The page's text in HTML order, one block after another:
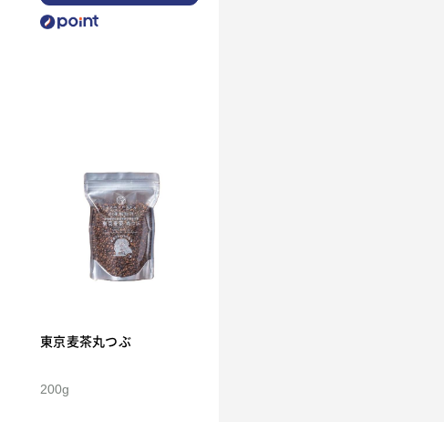
東京麦茶丸つぶ
200g